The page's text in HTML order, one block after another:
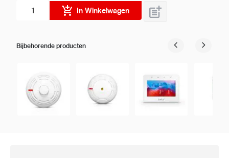
In Winkelwagen
Bijbehorende producten